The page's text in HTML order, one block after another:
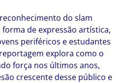
do slam
de expressão artística,
periféricos e estudantes
explora como o
força nos últimos anos,
crescente desse público e